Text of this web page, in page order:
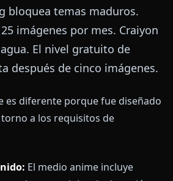
bloquea temas maduros.
imágenes por mes. Craiyon
El nivel gratuito de
después de cinco imágenes.
es diferente porque fue diseñado
a los requisitos de
El medio anime incluye